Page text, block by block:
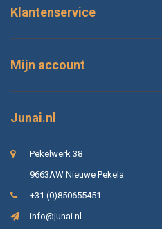
Klantenservice
Mijn account
Junai.nl
Pekelwerk 38
9663AW Nieuwe Pekela
+31 (0)850655451
info@junai.nl